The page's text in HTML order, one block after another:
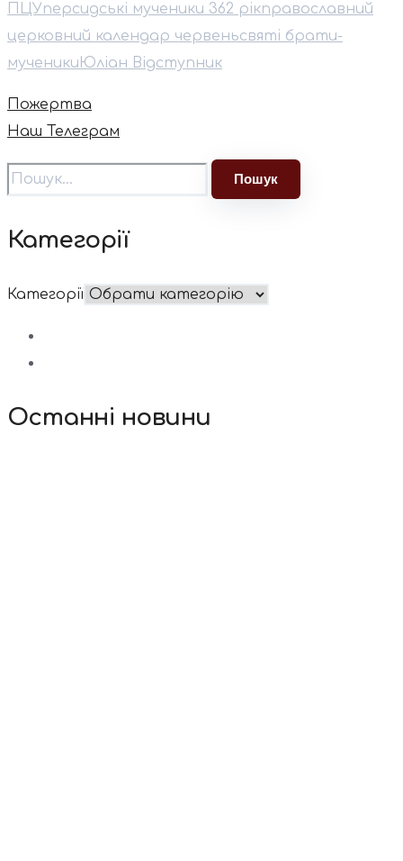
ПЦУперсидські мученики 362 рікправославний
церковний календар червеньсвяті брати-
мученики Юліан Відступник
Пожертва
Наш Телеграм
Категорії
Категорії
Останні новини